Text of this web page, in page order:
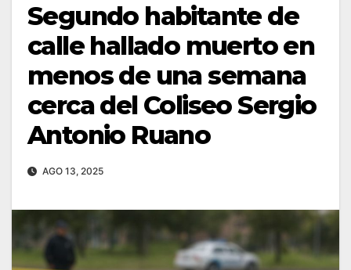
Segundo habitante de
calle hallado muerto en
menos de una semana
cerca del Coliseo Sergio
Antonio Ruano
AGO 13, 2025